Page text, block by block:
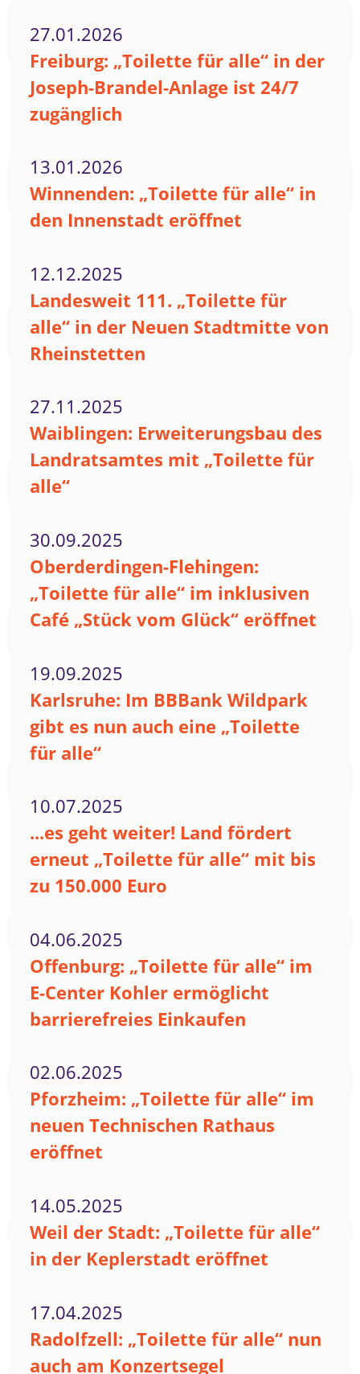
27.01.2026
Freiburg: „Toilette für alle“ in der
Joseph-Brandel-Anlage ist 24/7
zugänglich
13.01.2026
Winnenden: „Toilette für alle“ in
den Innenstadt eröffnet
12.12.2025
Landesweit 111. „Toilette für
alle“ in der Neuen Stadtmitte von
Rheinstetten
27.11.2025
Waiblingen: Erweiterungsbau des
Landratsamtes mit „Toilette für
alle“
30.09.2025
Oberderdingen-Flehingen:
„Toilette für alle“ im inklusiven
Café „Stück vom Glück“ eröffnet
19.09.2025
Karlsruhe: Im BBBank Wildpark
gibt es nun auch eine „Toilette
für alle“
10.07.2025
...es geht weiter! Land fördert
erneut „Toilette für alle“ mit bis
zu 150.000 Euro
04.06.2025
Offenburg: „Toilette für alle“ im
E-Center Kohler ermöglicht
barrierefreies Einkaufen
02.06.2025
Pforzheim: „Toilette für alle“ im
neuen Technischen Rathaus
eröffnet
14.05.2025
Weil der Stadt: „Toilette für alle“
in der Keplerstadt eröffnet
17.04.2025
Radolfzell: „Toilette für alle“ nun
auch am Konzertsegel